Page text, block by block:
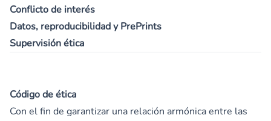
Conflicto de interés
Datos, reproducibilidad y PrePrints
Supervisión ética
Código de ética
Con el fin de garantizar una relación armónica entre las